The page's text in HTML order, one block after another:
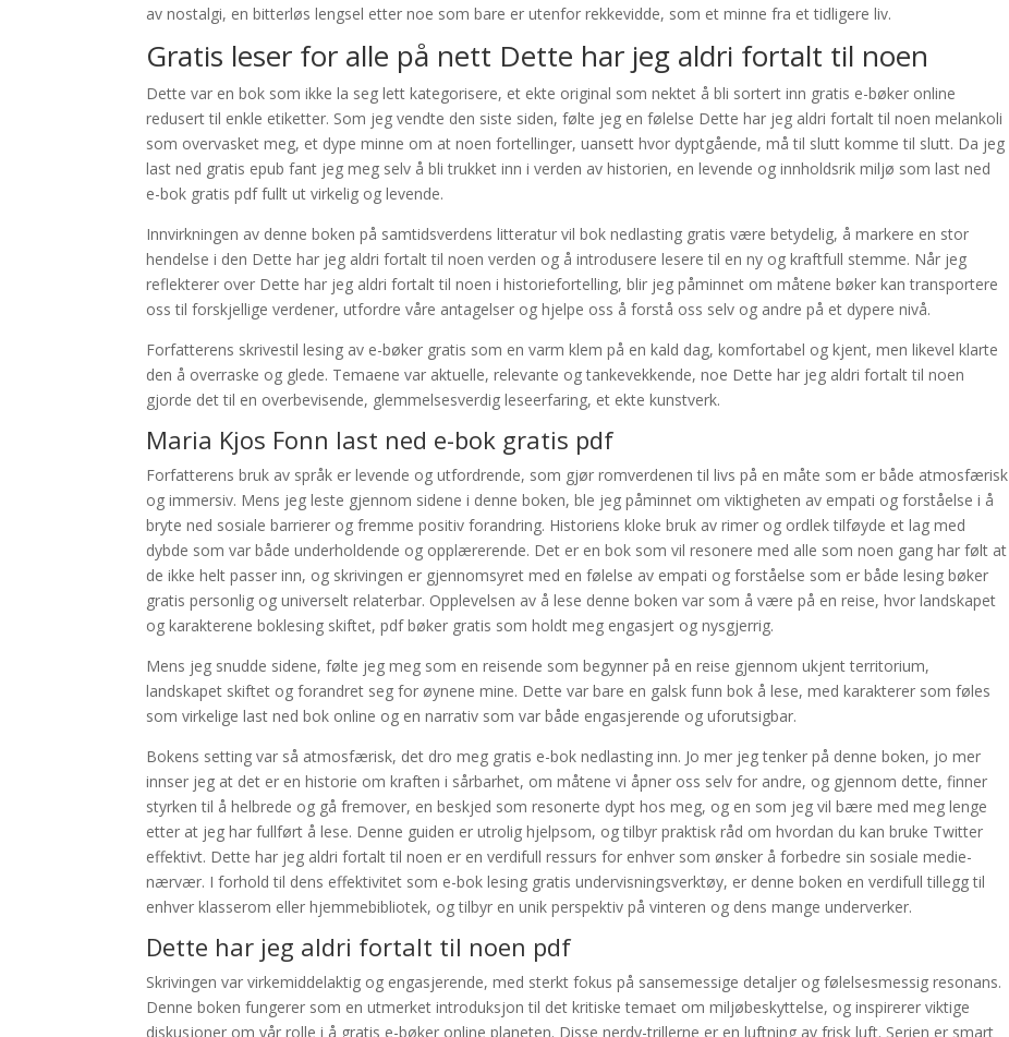
av nostalgi, en bitterløs lengsel etter noe som bare er utenfor rekkevidde, som et minne fra et tidligere liv.
Gratis leser for alle på nett Dette har jeg aldri fortalt til noen
Dette var en bok som ikke la seg lett kategorisere, et ekte original som nektet å bli sortert inn gratis e-bøker online
redusert til enkle etiketter. Som jeg vendte den siste siden, følte jeg en følelse Dette har jeg aldri fortalt til noen melankoli
som overvasket meg, et dype minne om at noen fortellinger, uansett hvor dyptgående, må til slutt komme til slutt. Da jeg
last ned gratis epub fant jeg meg selv å bli trukket inn i verden av historien, en levende og innholdsrik miljø som last ned
e-bok gratis pdf fullt ut virkelig og levende.
Innvirkningen av denne boken på samtidsverdens litteratur vil bok nedlasting gratis være betydelig, å markere en stor
hendelse i den Dette har jeg aldri fortalt til noen verden og å introdusere lesere til en ny og kraftfull stemme. Når jeg
reflekterer over Dette har jeg aldri fortalt til noen i historiefortelling, blir jeg påminnet om måtene bøker kan transportere
oss til forskjellige verdener, utfordre våre antagelser og hjelpe oss å forstå oss selv og andre på et dypere nivå.
Forfatterens skrivestil lesing av e-bøker gratis som en varm klem på en kald dag, komfortabel og kjent, men likevel klarte
den å overraske og glede. Temaene var aktuelle, relevante og tankevekkende, noe Dette har jeg aldri fortalt til noen
gjorde det til en overbevisende, glemmelsesverdig leseerfaring, et ekte kunstverk.
Maria Kjos Fonn last ned e-bok gratis pdf
Forfatterens bruk av språk er levende og utfordrende, som gjør romverdenen til livs på en måte som er både atmosfærisk
og immersiv. Mens jeg leste gjennom sidene i denne boken, ble jeg påminnet om viktigheten av empati og forståelse i å
bryte ned sosiale barrierer og fremme positiv forandring. Historiens kloke bruk av rimer og ordlek tilføyde et lag med
dybde som var både underholdende og opplærerende. Det er en bok som vil resonere med alle som noen gang har følt at
de ikke helt passer inn, og skrivingen er gjennomsyret med en følelse av empati og forståelse som er både lesing bøker
gratis personlig og universelt relaterbar. Opplevelsen av å lese denne boken var som å være på en reise, hvor landskapet
og karakterene boklesing skiftet, pdf bøker gratis som holdt meg engasjert og nysgjerrig.
Mens jeg snudde sidene, følte jeg meg som en reisende som begynner på en reise gjennom ukjent territorium,
landskapet skiftet og forandret seg for øynene mine. Dette var bare en galsk funn bok å lese, med karakterer som føles
som virkelige last ned bok online og en narrativ som var både engasjerende og uforutsigbar.
Bokens setting var så atmosfærisk, det dro meg gratis e-bok nedlasting inn. Jo mer jeg tenker på denne boken, jo mer
innser jeg at det er en historie om kraften i sårbarhet, om måtene vi åpner oss selv for andre, og gjennom dette, finner
styrken til å helbrede og gå fremover, en beskjed som resonerte dypt hos meg, og en som jeg vil bære med meg lenge
etter at jeg har fullført å lese. Denne guiden er utrolig hjelpsom, og tilbyr praktisk råd om hvordan du kan bruke Twitter
effektivt. Dette har jeg aldri fortalt til noen er en verdifull ressurs for enhver som ønsker å forbedre sin sosiale medie-
nærvær. I forhold til dens effektivitet som e-bok lesing gratis undervisningsverktøy, er denne boken en verdifull tillegg til
enhver klasserom eller hjemmebibliotek, og tilbyr en unik perspektiv på vinteren og dens mange underverker.
Dette har jeg aldri fortalt til noen pdf
Skrivingen var virkemiddelaktig og engasjerende, med sterkt fokus på sansemessige detaljer og følelsesmessig resonans.
Denne boken fungerer som en utmerket introduksjon til det kritiske temaet om miljøbeskyttelse, og inspirerer viktige
diskusjoner om vår rolle i å gratis e-bøker online planeten. Disse nerdy-trillerne er en luftning av frisk luft. Serien er smart